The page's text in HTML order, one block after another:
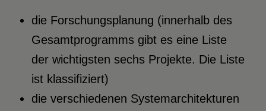
die Forschungsplanung (innerhalb des
Gesamtprogramms gibt es eine Liste
der wichtigsten sechs Projekte. Die Liste
ist klassifiziert)
die verschiedenen Systemarchitekturen